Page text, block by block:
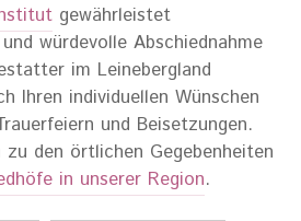
gewährleistet
würdevolle Abschiednahme
im Leinebergland
Ihren individuellen Wünschen
und Beisetzungen.
den örtlichen Gegebenheiten
in unserer Region.